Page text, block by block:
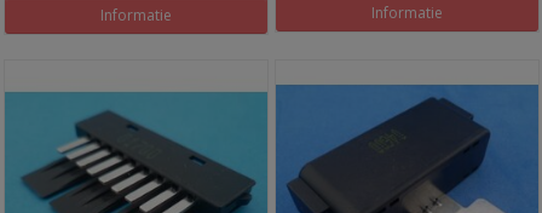
Informatie Informatie